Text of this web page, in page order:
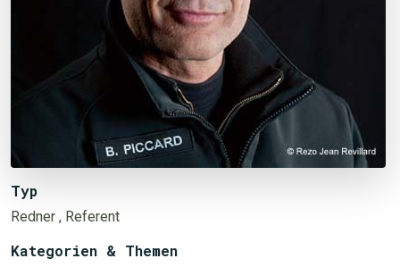
Typ
Redner , Referent
Kategorien & Themen